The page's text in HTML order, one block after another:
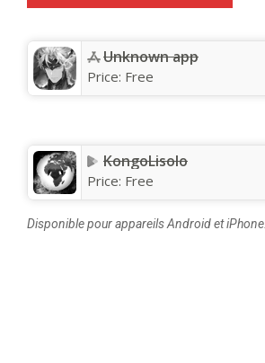
Unknown app
Price: Free
KongoLisolo
Price: Free
Disponible pour appareils Android et iPhone.